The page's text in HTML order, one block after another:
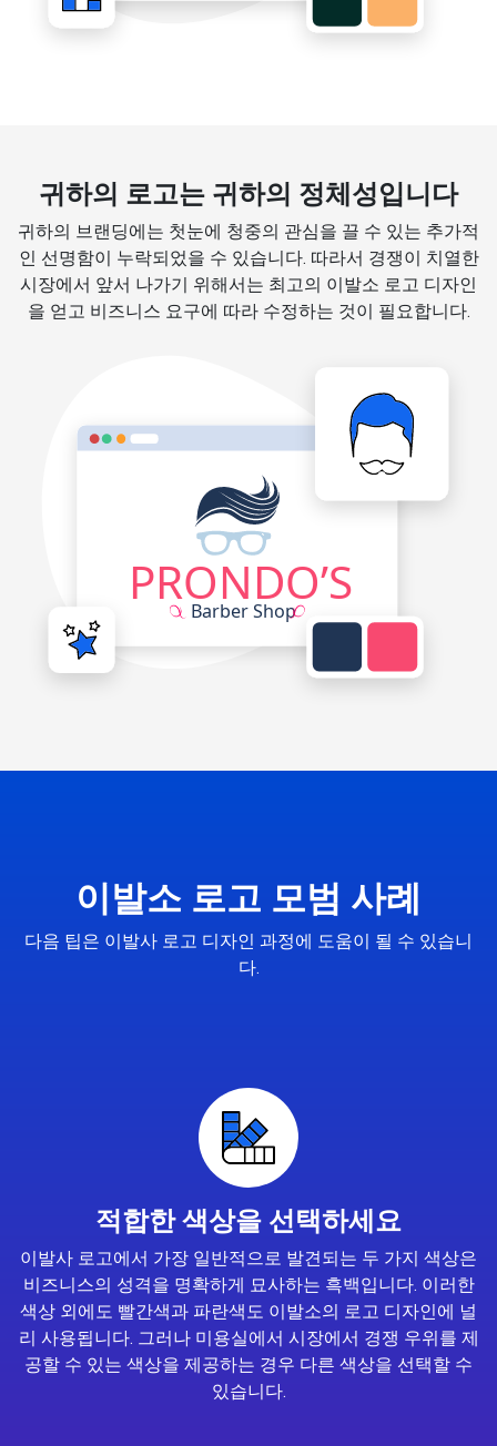
귀하의 로고는 귀하의 정체성입니다
귀하의 브랜딩에는 첫눈에 청중의 관심을 끌 수 있는 추가적
인 선명함이 누락되었을 수 있습니다. 따라서 경쟁이 치열한
시장에서 앞서 나가기 위해서는 최고의 이발소 로고 디자인
을 얻고 비즈니스 요구에 따라 수정하는 것이 필요합니다.
이발소 로고 모범 사례
다음 팁은 이발사 로고 디자인 과정에 도움이 될 수 있습니
다.
적합한 색상을 선택하세요
이발사 로고에서 가장 일반적으로 발견되는 두 가지 색상은
비즈니스의 성격을 명확하게 묘사하는 흑백입니다. 이러한
색상 외에도 빨간색과 파란색도 이발소의 로고 디자인에 널
리 사용됩니다. 그러나 미용실에서 시장에서 경쟁 우위를 제
공할 수 있는 색상을 제공하는 경우 다른 색상을 선택할 수
있습니다.